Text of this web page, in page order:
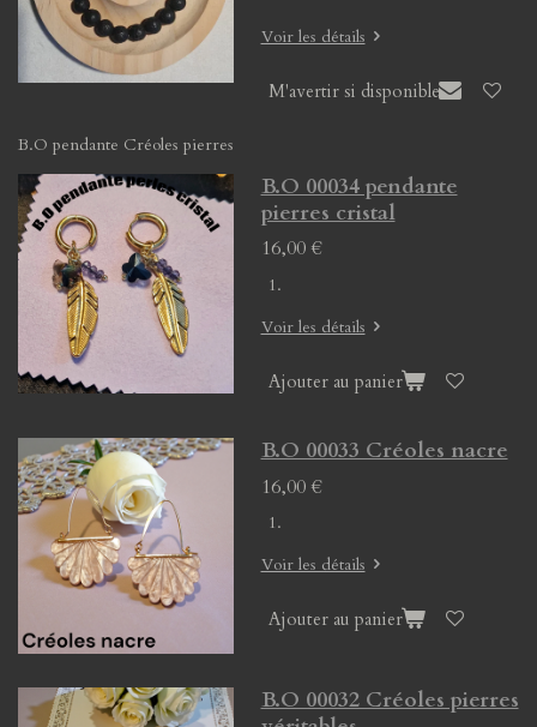
Voir les détails
M'avertir si disponible
B.O pendante Créoles pierres
B.O 00034 pendante
pierres cristal
16,00 €
Voir les détails
Ajouter au panier
B.O 00033 Créoles nacre
16,00 €
Voir les détails
Ajouter au panier
B.O 00032 Créoles pierres